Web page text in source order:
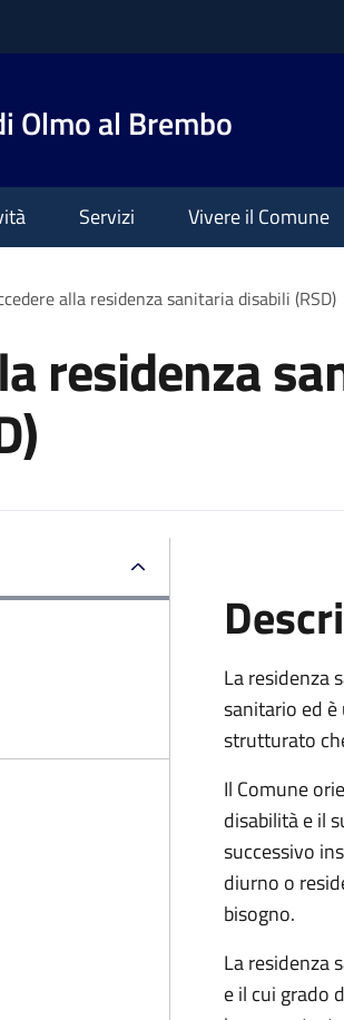
Olmo al Brembo
Servizi Vivere il Comune
alla residenza sanitaria disabili (RSD)
residenza
La residenza
sanitario ed
strutturato
Il Comune
disabilità e il
successivo
diurno o
bisogno.
La residenza
e il cui grado